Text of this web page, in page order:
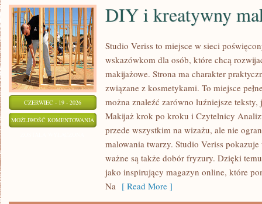
CZERWIEC - 19 - 2026
MOŻLIWOŚĆ KOMENTOWANIA
KREATYWNY
MAKIJAŻ
DIY i kreatywny
Studio Veriss to miejsce w sieci
wskazówkom dla osób, które chcą
makijażowe. Strona ma charakter
związane z kosmetykami. To miejsce
można znaleźć zarówno luźniejsze
Makijaż krok po kroku i Czytelnicy
przede wszystkim na wizażu, ale nie
malowania twarzy. Studio Veriss
ważne są także dobór fryzury. Dzięki
jako inspirujący magazyn online, które
Na [ Read More ]